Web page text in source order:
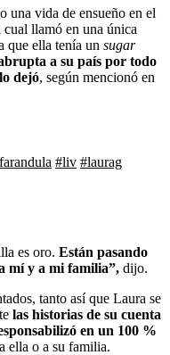
una vida de ensueño en el
llamó en una única
que ella tenía un sugar
a su país por todo
dejó, según mencionó en
#liv #laurag
es oro. Están pasando
mí y a mi familia”, dijo.
tanto así que Laura se
las historias de su cuenta
en un 100 %
ella o a su familia.